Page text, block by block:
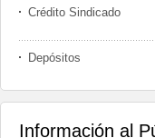
Crédito Sindicado
Depósitos
Información al